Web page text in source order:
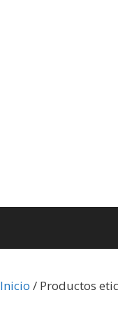
Inicio / Productos